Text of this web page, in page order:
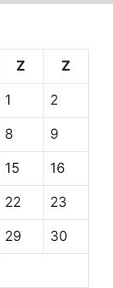
Z Z
1 2
8 9
15 16
22 23
29 30